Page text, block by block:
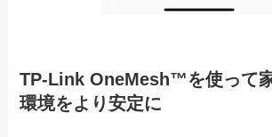
TP-Link OneMesh™を使って
環境をより安定に